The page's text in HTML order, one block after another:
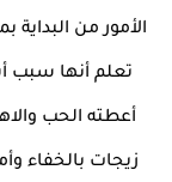
الأمور من
تعلم أنها سبب
أعطته الحب
زيجات بالخفاء